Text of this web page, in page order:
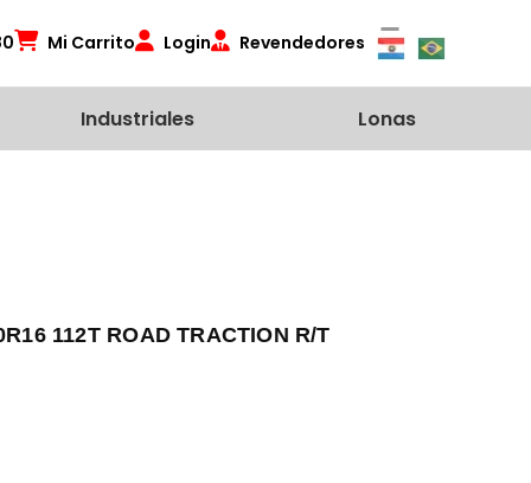
Mi Carrito Login Revendedores
Industriales Lonas
112T ROAD TRACTION R/T